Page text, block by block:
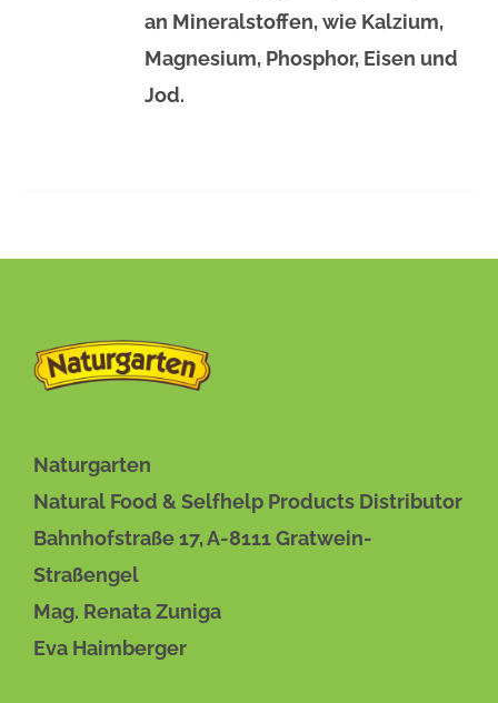
an Mineralstoffen, wie Kalzium,
Magnesium, Phosphor, Eisen und
Jod.
Naturgarten
Natural Food & Selfhelp Products Distributor
Bahnhofstraße 17, A-8111 Gratwein-
Straßengel
Mag. Renata Zuniga
Eva Haimberger